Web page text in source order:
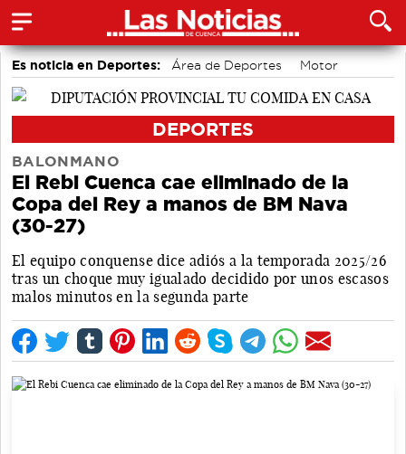
Es noticia en Deportes: Área de Deportes
Motor
Bádminton
DEPORTES
BALONMANO
El Rebi Cuenca cae eliminado de la
Copa del Rey a manos de BM Nava
(30-27)
El equipo conquense dice adiós a la temporada 2025/26
tras un choque muy igualado decidido por unos escasos
malos minutos en la segunda parte